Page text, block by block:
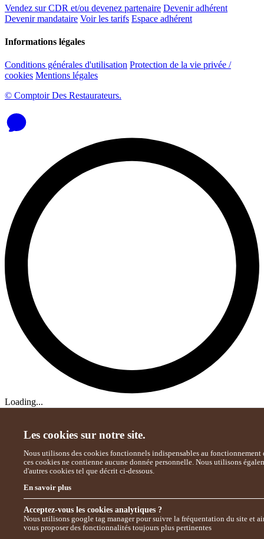
Les cookies sur notre site.
Nous utilisons des cookies fonctionnels indispensables au fonctionnement
ces cookies ne contienne aucune donnée personnelle. Nous utilisons
d'autres cookies tel que décrit ci-dessous.
En savoir plus
Acceptez-vous les cookies analytiques ?
Nous utilisons google tag manager pour suivre la fréquentation du site et
vous proposer des fonctionnalités toujours plus pertinentes
Vendez sur CDR et/ou devenez partenaire Devenir adhérent
Devenir mandataire Voir les tarifs Espace adhérent
Informations légales
Conditions générales d'utilisation Protection de la vie privée /
cookies Mentions légales
© Comptoir Des Restaurateurs.
Loading...